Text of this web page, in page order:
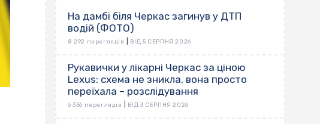
На дамбі біля Черкас загинув у ДТП
водій (ФОТО)
8 292 переглядів ВІД 5 СЕРПНЯ 2026
Рукавички у лікарні Черкас за ціною
Lexus: схема не зникла, вона просто
переїхала – розслідування
6 336 переглядів ВІД 3 СЕРПНЯ 2026